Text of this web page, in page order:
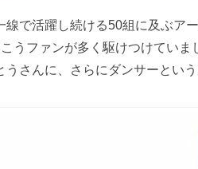
で活躍し続ける50組に及ぶア
うファンが多く駆けつけてい
さんに、さらにダンサーとい